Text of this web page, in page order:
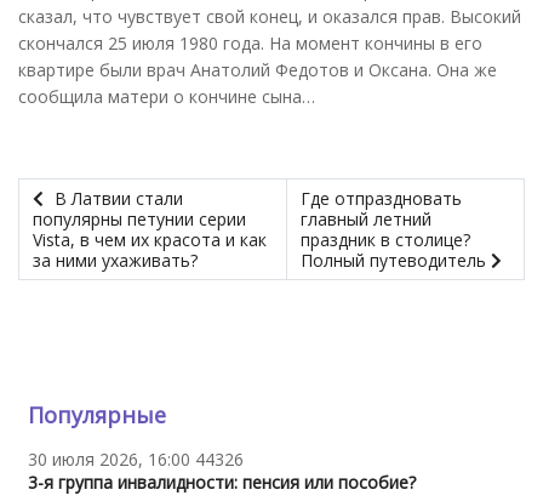
сказал, что чувствует свой конец, и оказался прав. Высокий
скончался 25 июля 1980 года. На момент кончины в его
квартире были врач Анатолий Федотов и Оксана. Она же
сообщила матери о кончине сына…
В Латвии стали
популярны петунии серии
Vista, в чем их красота и как
за ними ухаживать?
Где отпраздновать
главный летний
праздник в столице?
Полный путеводитель
Популярные
30 июля 2026, 16:00 44326
3-я группа инвалидности: пенсия или пособие?